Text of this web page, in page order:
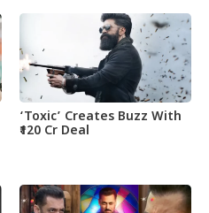
‘Toxic’ Creates Buzz With
₹120 Cr Deal